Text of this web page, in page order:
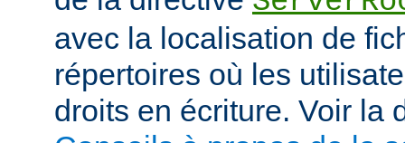
avec la localisation de
répertoires où les
droits en écriture. Voir la